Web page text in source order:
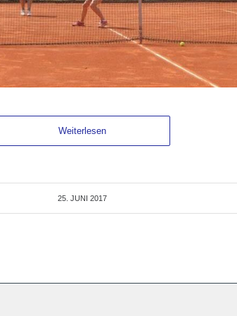
Weiterlesen
25. JUNI 2017